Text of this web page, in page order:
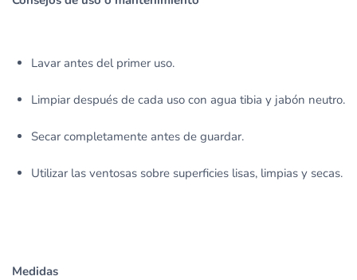
Lavar antes del primer uso.
Limpiar después de cada uso con agua tibia y jabón neutro.
Secar completamente antes de guardar.
Utilizar las ventosas sobre superficies lisas, limpias y secas.
Medidas